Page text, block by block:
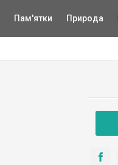
Пам'ятки Природа